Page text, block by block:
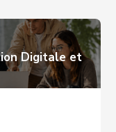
Digitale et